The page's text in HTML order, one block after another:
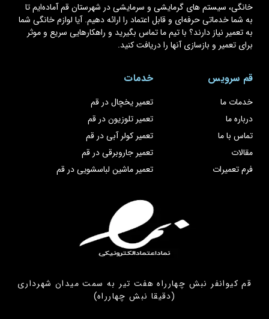
خانگی، سیستم های گرمایشی و سرمایشی در شهرستان قم آماده‌ایم تا
به شما خدماتی حرفه‌ای و قابل اعتماد را ارائه دهیم. آیا لوازم خانگی شما
به تعمیر نیاز دارند؟ با تیم ما تماس بگیرید و راهکارهایی سریع و موثر
برای تعمیر و بازسازی آنها را دریافت کنید.
قم سرویس
خدمات ما
درباره ما
تماس با ما
مقالات
فرم تعمیرات
خدمات
تعمیر یخچال در قم
تعمیر تلوزیون در قم
تعمیر کولر آبی در قم
تعمیر جاروبرقی در قم
تعمیر ماشین لباسشویی در قم
قم کیوانفر نبش چهارراه هفت تیر به سمت میدان شهرداری
(دقیقا نبش چهارراه)